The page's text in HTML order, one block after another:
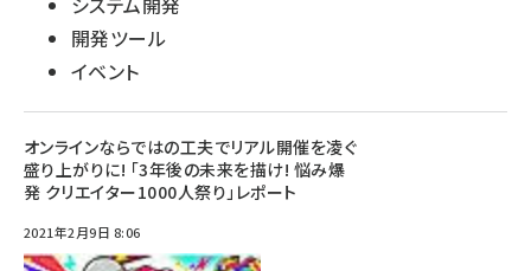
開発ツール
イベント
オンラインならではの工夫でリアル開催を凌ぐ
盛り上がりに! 「3年後の未来を描け! 悩み爆
発 クリエイター1000人祭り」レポート
2021年2月9日 8:06